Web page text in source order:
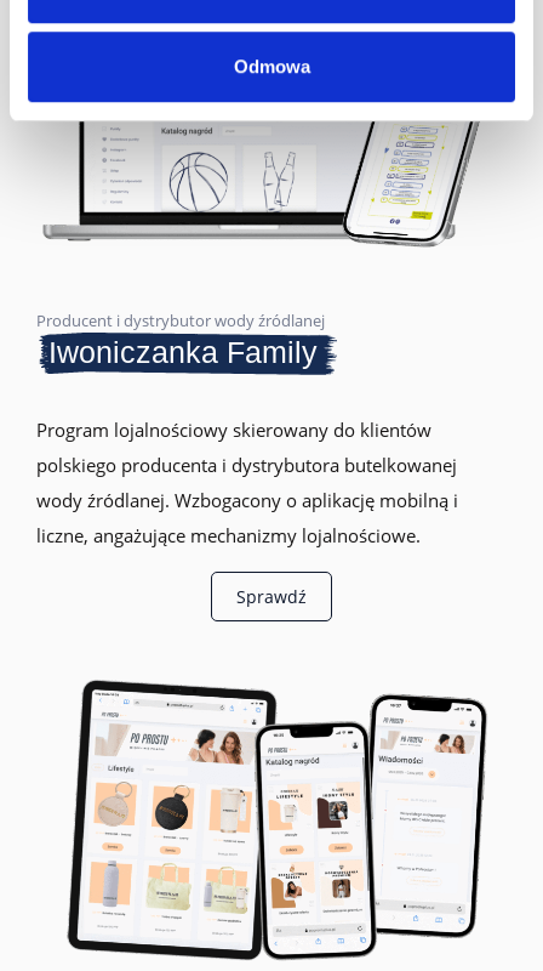
Odmowa
Producent i dystrybutor wody źródlanej
Iwoniczanka Family
Program lojalnościowy skierowany do klientów
polskiego producenta i dystrybutora butelkowanej
wody źródlanej. Wzbogacony o aplikację mobilną i
liczne, angażujące mechanizmy lojalnościowe.
Sprawdź